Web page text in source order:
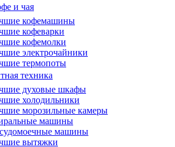
и чая
кофемашины
кофеварки
кофемолки
электрочайники
термопоты
техника
духовые шкафы
холодильники
морозильные камеры
машины
машины
вытяжки